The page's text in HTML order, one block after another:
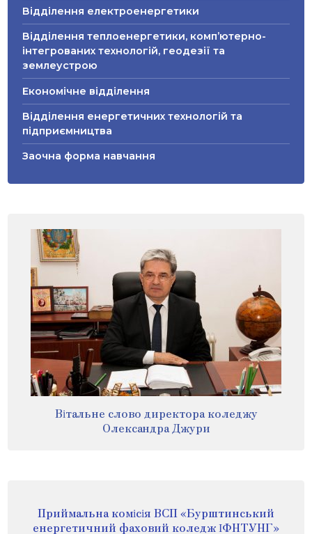
Відділення електроенергетики
Відділення теплоенергетики, комп’ютерно-
інтегрованих технологій, геодезії та
землеустрою
Економічне відділення
Відділення енергетичних технологій та
підприємництва
Заочна форма навчання
Вітальне слово директора коледжу
Олександра Джури
Приймальна комісія ВСП «Бурштинський
енергетичний фаховий коледж ІФНТУНГ»